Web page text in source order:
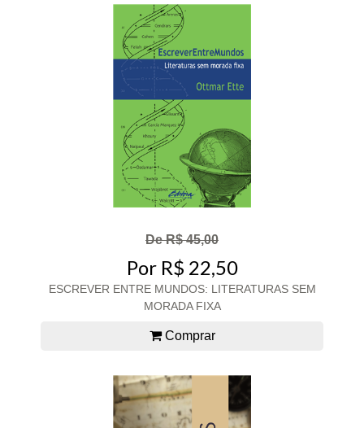
De R$ 45,00
Por R$ 22,50
ESCREVER ENTRE MUNDOS: LITERATURAS SEM
MORADA FIXA
Comprar